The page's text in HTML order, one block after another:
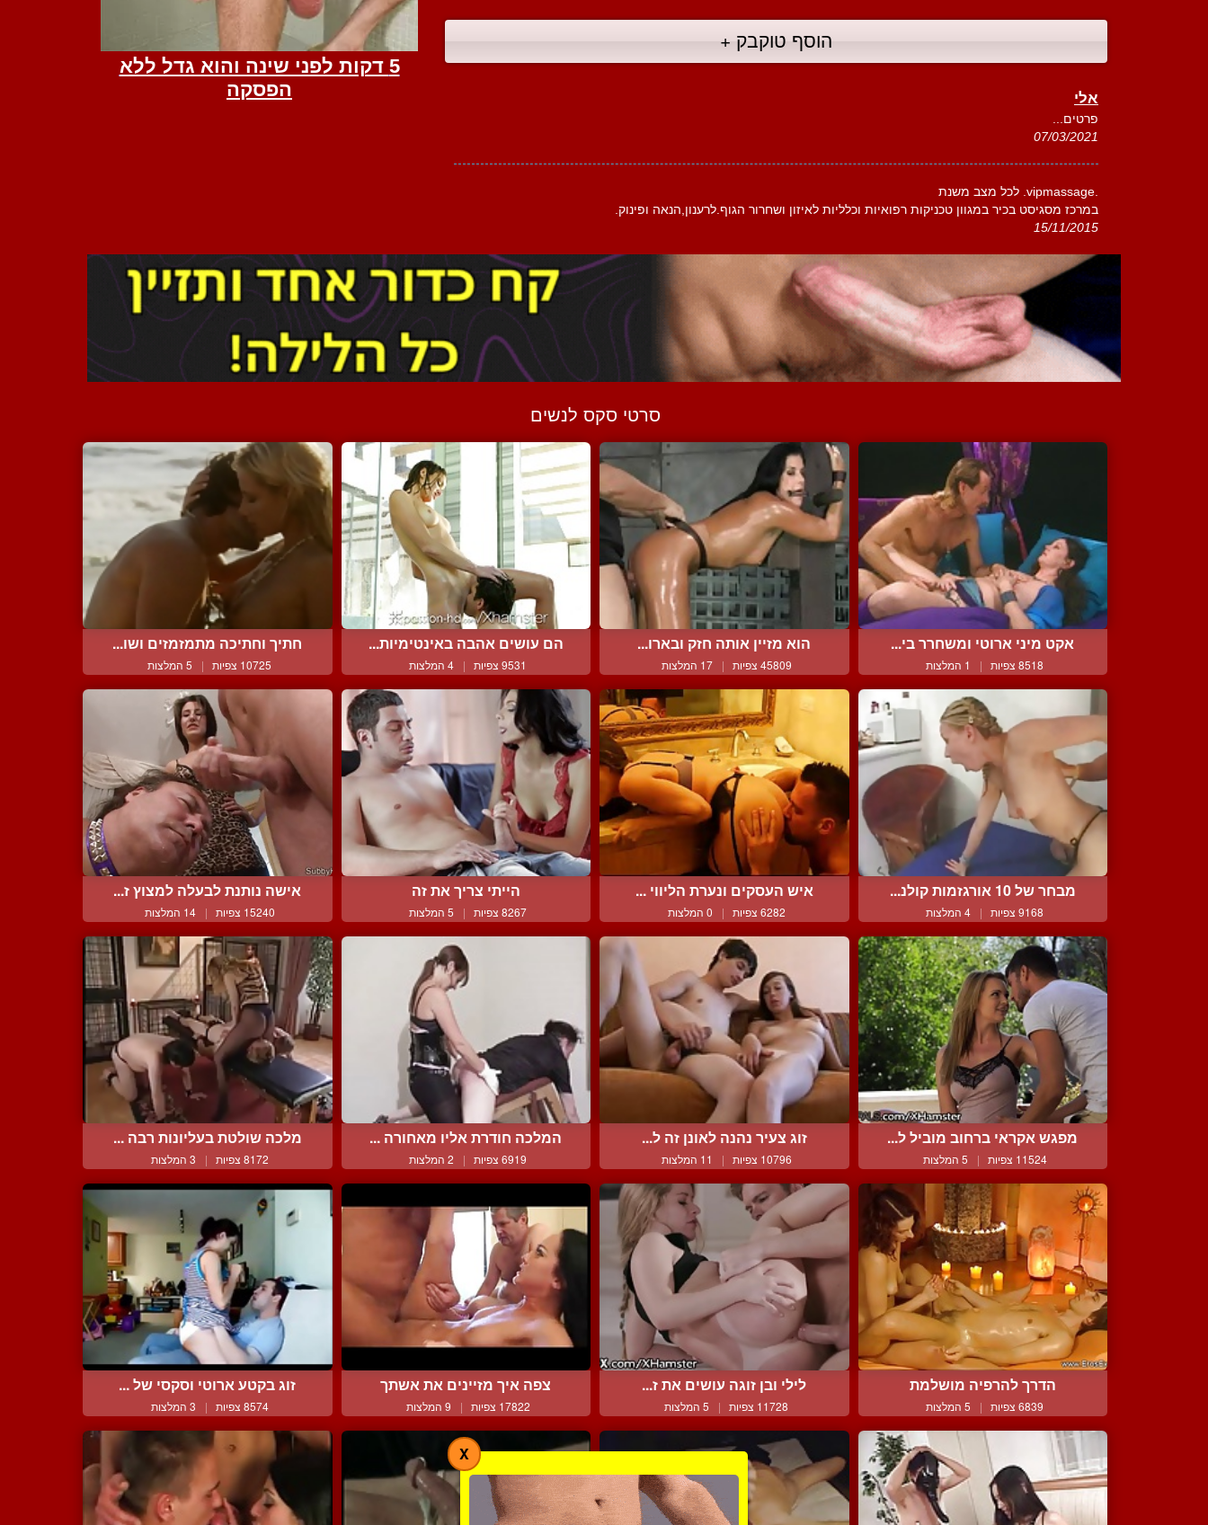
הוסף טוקבק +
אלי
פרטים...
07/03/2021
.vipmassage. לכל מצב משנת
במרכז מסגיסט בכיר במגוון טכניקות רפואיות וכלליות לאיזון ושחרור הגוף.לרענון,הנאה ופינוק.
15/11/2015
סרטי סקס לנשים
אקט מיני ארוטי ומשחרר בי...
8518 צפיות | 1 המלצות
הוא מזיין אותה חזק ובארו...
45809 צפיות | 17 המלצות
הם עושים אהבה באינטימיות...
9531 צפיות | 4 המלצות
חתיך וחתיכה מתמזמזים ושו...
10725 צפיות | 5 המלצות
מבחר של 10 אורגזמות קולנ...
9168 צפיות | 4 המלצות
איש העסקים ונערת הליווי ...
6282 צפיות | 0 המלצות
הייתי צריך את זה
8267 צפיות | 5 המלצות
אישה נותנת לבעלה למצוץ ז...
15240 צפיות | 14 המלצות
מפגש אקראי ברחוב מוביל ל...
11524 צפיות | 5 המלצות
זוג צעיר נהנה לאונן זה ל...
10796 צפיות | 11 המלצות
המלכה חודרת אליו מאחורה ...
6919 צפיות | 2 המלצות
מלכה שולטת בעליונות רבה ...
8172 צפיות | 3 המלצות
הדרך להרפיה מושלמת
6839 צפיות | 5 המלצות
לילי ובן זוגה עושים את ז...
11728 צפיות | 5 המלצות
צפה איך מזיינים את אשתך
17822 צפיות | 9 המלצות
זוג בקטע ארוטי וסקסי של ...
8574 צפיות | 3 המלצות
X